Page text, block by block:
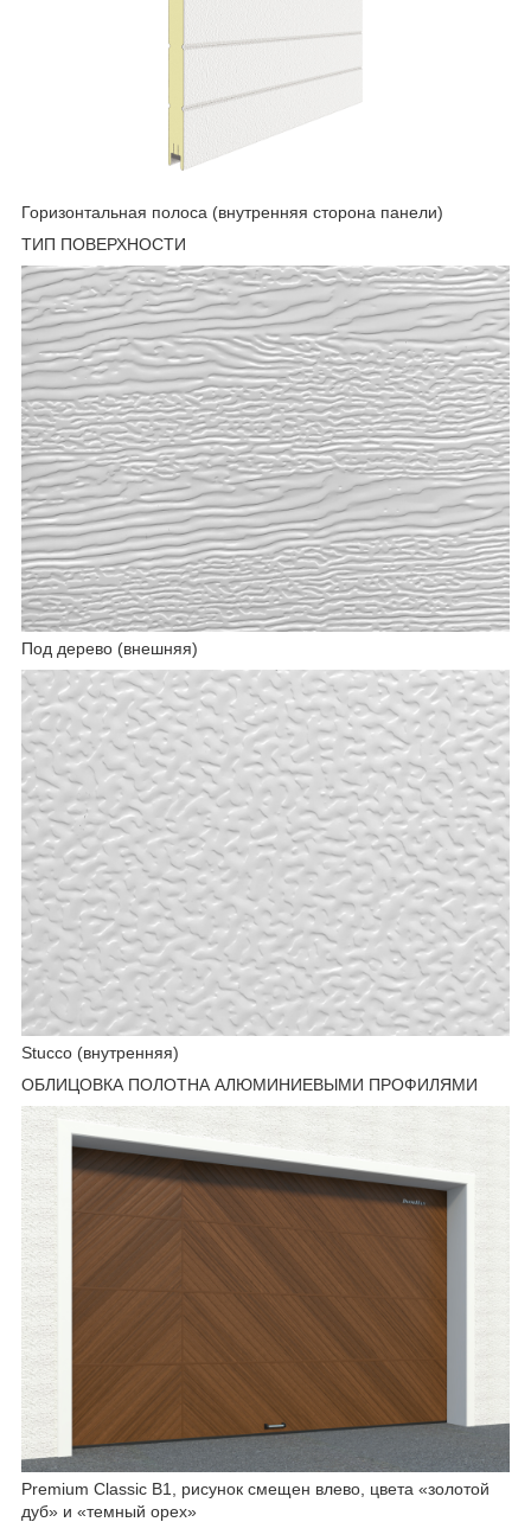
Горизонтальная полоса (внутренняя сторона панели)
ТИП ПОВЕРХНОСТИ
Под дерево (внешняя)
Stucco (внутренняя)
ОБЛИЦОВКА ПОЛОТНА АЛЮМИНИЕВЫМИ ПРОФИЛЯМИ
Premium Classic B1, рисунок смещен влево, цвета «золотой
дуб» и «темный орех»